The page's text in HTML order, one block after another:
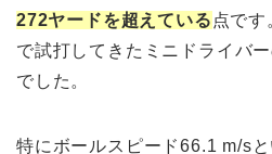
272ヤードを超えている 点です
で試打してきたミニドライバ
でした。
特にボールスピード66.1 m/sと